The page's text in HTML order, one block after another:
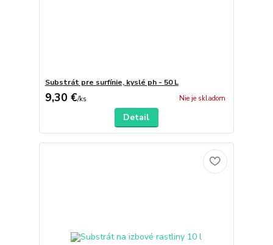
Substrát pre surfínie, kyslé ph - 50 L
9,30 €/ks Nie je skladom
Detail